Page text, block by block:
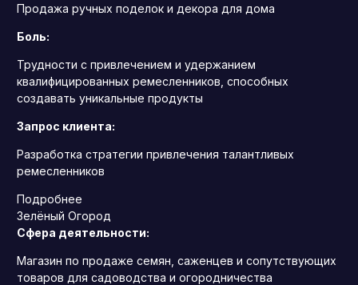
Продажа ручных поделок и декора для дома
Боль:
Трудности с привлечением и удержанием
квалифицированных ремесленников, способных
создавать уникальные продукты
Запрос клиента:
Разработка стратегии привлечения талантливых
ремесленников
Подробнее
Зелёный Огород
Сфера деятельности:
Магазин по продаже семян, саженцев и сопутствующих
товаров для садоводства и огородничества